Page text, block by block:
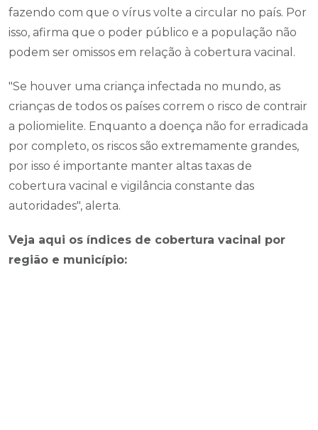
fazendo com que o vírus volte a circular no país. Por
isso, afirma que o poder público e a população não
podem ser omissos em relação à cobertura vacinal.
"Se houver uma criança infectada no mundo, as
crianças de todos os países correm o risco de contrair
a poliomielite. Enquanto a doença não for erradicada
por completo, os riscos são extremamente grandes,
por isso é importante manter altas taxas de
cobertura vacinal e vigilância constante das
autoridades", alerta.
Veja aqui os índices de cobertura vacinal por
região e município: